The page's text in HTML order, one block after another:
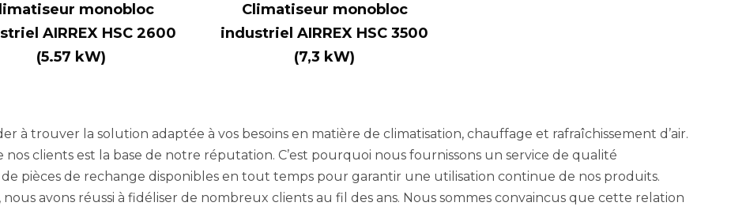
monobloc
AIRREX HSC 2600
(5.57 kW)
Climatiseur monobloc
industriel AIRREX HSC 3500
(7,3 kW)
à trouver la solution adaptée à vos besoins en matière de climatisation, chauffage et rafraîchissement d’air.
nos clients est la base de notre réputation. C’est pourquoi nous fournissons un service de qualité
pièces de rechange disponibles en tout temps pour garantir une utilisation continue de nos produits.
avons réussi à fidéliser de nombreux clients au fil des ans. Nous sommes convaincus que cette relation